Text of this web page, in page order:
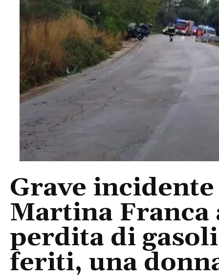
Grave
Martina Franca
perdita di
feriti, una